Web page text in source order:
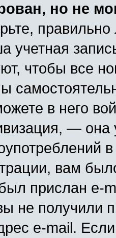
но не
учетная
чтобы все
в него
—
вам
прислан e-
не получили
e-mail.